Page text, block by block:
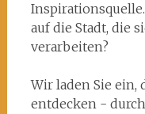
auf die Stadt, die
verarbeiten?
Wir laden Sie ein,
entdecken -